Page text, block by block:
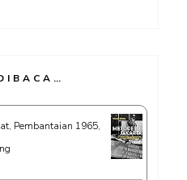
Pembantaian 1965,